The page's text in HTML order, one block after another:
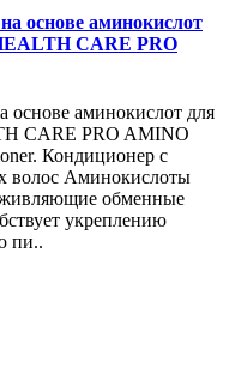
основе аминокислот
CARE PRO
аминокислот для
CARE PRO AMINO
Кондиционер с
волос Аминокислоты
обменные
укреплению
пи..